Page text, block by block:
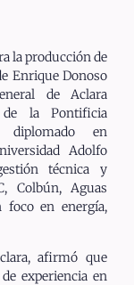
la producción de
Enrique Donoso
de Aclara
la Pontificia
en
Adolfo
técnica y
Colbún, Aguas
foco en energía,
afirmó que
experiencia en